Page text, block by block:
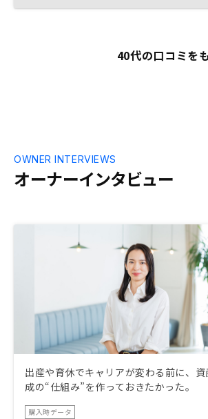
40代の口コミを
オーナーインタビュー
OWNER INTERVIEWS
出産や育休でキャリアが変わる前に、資
成の“仕組み”を作っておきたかった。
購入時データ